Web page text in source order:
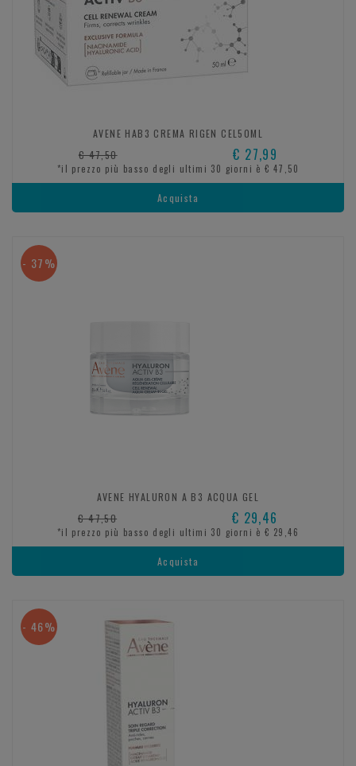
AVENE HAB3 CREMA RIGEN CEL50ML
€ 47,50 € 27,99
*il prezzo più basso degli ultimi 30 giorni è € 47,50
Acquista
AVENE HYALURON A B3 ACQUA GEL
- 37%
€ 47,50 € 29,46
*il prezzo più basso degli ultimi 30 giorni è € 29,46
Acquista
- 46%